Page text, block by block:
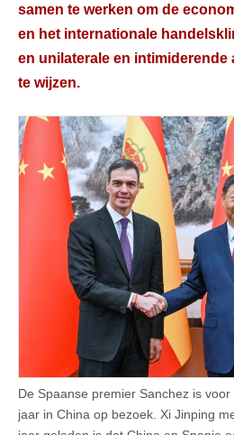
samen te werken om de
en het internationale
en unilaterale en intimiderende
te wijzen.
De Spaanse premier Sanchez is
jaar in China op bezoek. Xi Jinping